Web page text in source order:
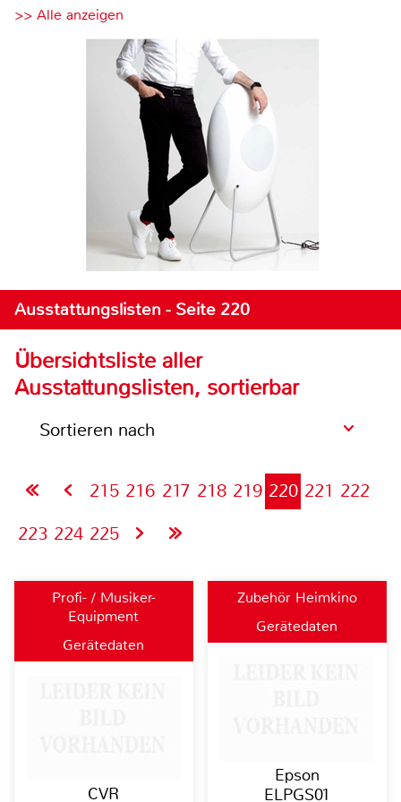
>> Alle anzeigen
Ausstattungslisten - Seite 220
Übersichtsliste aller
Ausstattungslisten, sortierbar
Sortieren nach
215 216 217 218 219 220 221 222
223 224 225
Profi- / Musiker-
Equipment
Gerätedaten
CVR
Zubehör Heimkino
Gerätedaten
Epson
ELPGS01